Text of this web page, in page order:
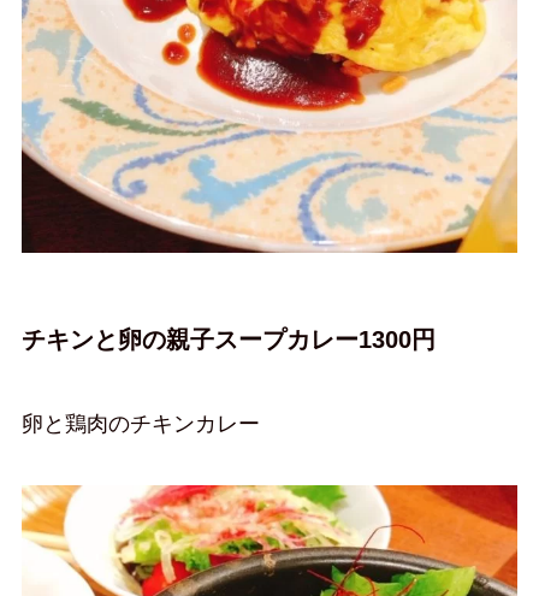
チキンと卵の親子スープカレー1300円
卵と鶏肉のチキンカレー